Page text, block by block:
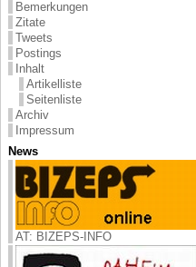
Bemerkungen
Zitate
Tweets
Postings
Inhalt
Artikelliste
Seitenliste
Archiv
Impressum
News
AT: BIZEPS-INFO